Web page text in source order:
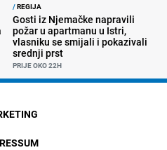
/REGIJA
Gosti iz Njemačke napravili
požar u apartmanu u Istri,
vlasniku se smijali i pokazivali
srednji prst
PRIJE OKO 22H